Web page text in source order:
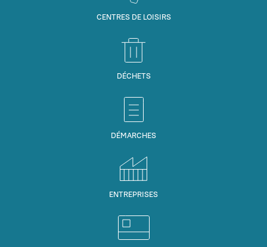
CENTRES DE LOISIRS
DÉCHETS
DÉMARCHES
ENTREPRISES